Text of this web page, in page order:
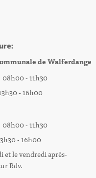
de Walferdange
- 11h30
- 11h30
et le vendredi après-
Rdv.